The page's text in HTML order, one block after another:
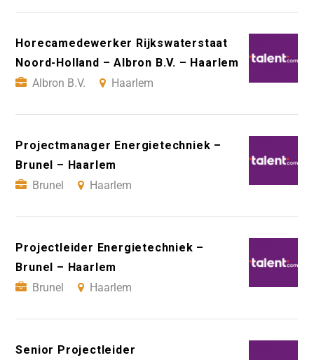
Horecamedewerker Rijkswaterstaat
Noord-Holland – Albron B.V. – Haarlem
Albron B.V.
Haarlem
Projectmanager Energietechniek –
Brunel – Haarlem
Brunel
Haarlem
Projectleider Energietechniek –
Brunel – Haarlem
Brunel
Haarlem
Senior Projectleider